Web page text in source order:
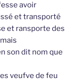
avoir
et transporté
et ransporte des
son dit nom que
veufve de feu